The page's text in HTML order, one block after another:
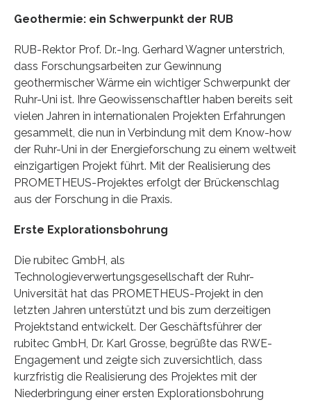
Geothermie: ein Schwerpunkt der RUB
RUB-Rektor Prof. Dr.-Ing. Gerhard Wagner unterstrich,
dass Forschungsarbeiten zur Gewinnung
geothermischer Wärme ein wichtiger Schwerpunkt der
Ruhr-Uni ist. Ihre Geowissenschaftler haben bereits seit
vielen Jahren in internationalen Projekten Erfahrungen
gesammelt, die nun in Verbindung mit dem Know-how
der Ruhr-Uni in der Energieforschung zu einem weltweit
einzigartigen Projekt führt. Mit der Realisierung des
PROMETHEUS-Projektes erfolgt der Brückenschlag
aus der Forschung in die Praxis.
Erste Explorationsbohrung
Die rubitec GmbH, als
Technologieverwertungsgesellschaft der Ruhr-
Universität hat das PROMETHEUS-Projekt in den
letzten Jahren unterstützt und bis zum derzeitigen
Projektstand entwickelt. Der Geschäftsführer der
rubitec GmbH, Dr. Karl Grosse, begrüßte das RWE-
Engagement und zeigte sich zuversichtlich, dass
kurzfristig die Realisierung des Projektes mit der
Niederbringung einer ersten Explorationsbohrung